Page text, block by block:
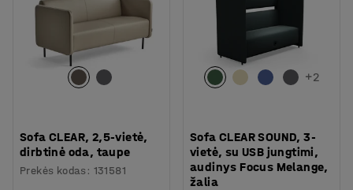
Sofa CLEAR, 2,5-vietė,
dirbtinė oda, taupe
Prekės kodas : 131581
+2
Sofa CLEAR SOUND, 3-
vietė, su USB jungtimi,
audinys Focus Melange,
žalia